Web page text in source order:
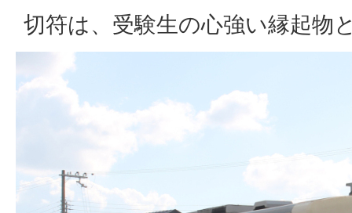
切符は、受験生の心強い縁起物